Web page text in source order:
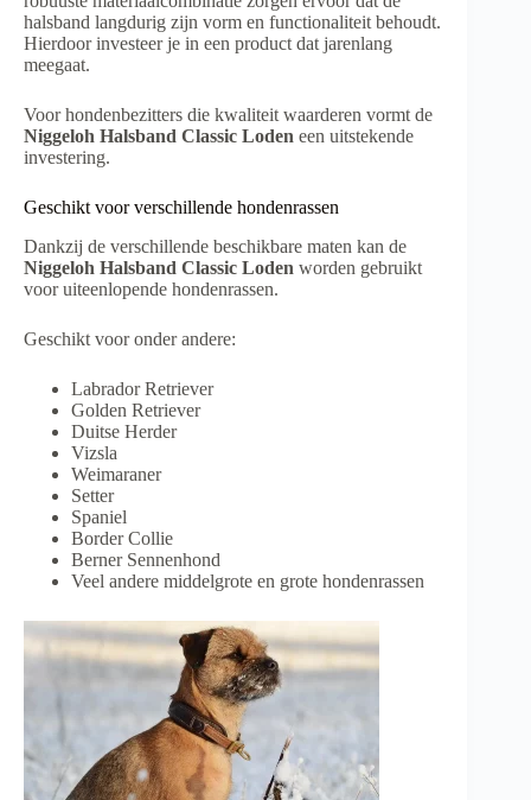
halsband langdurig zijn vorm en functionaliteit behoudt.
Hierdoor investeer je in een product dat jarenlang
meegaat.
Voor hondenbezitters die kwaliteit waarderen vormt de
Niggeloh Halsband Classic Loden een uitstekende
investering.
Geschikt voor verschillende hondenrassen
Dankzij de verschillende beschikbare maten kan de
Niggeloh Halsband Classic Loden worden gebruikt
voor uiteenlopende hondenrassen.
Geschikt voor onder andere:
Labrador Retriever
Golden Retriever
Duitse Herder
Vizsla
Weimaraner
Setter
Spaniel
Border Collie
Berner Sennenhond
Veel andere middelgrote en grote hondenrassen